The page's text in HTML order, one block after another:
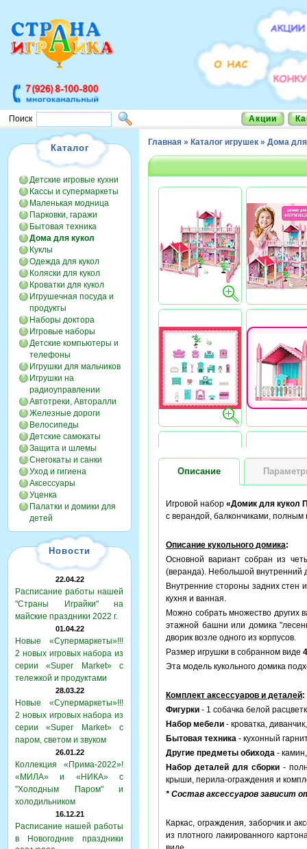
Поиск Акции
Каталог
Детские игровые кухни
Кассы и супермаркеты
Маленькая модница
Парковки, гаражи
Бытовая техника
Дома для кукол
Куклы
Одежда для кукол
Коляски для кукол
Кроватки для кукол
Игрушечная посуда и
продукты
Наборы доктора
Игровые наборы
Детские компьютеры и
телефоны
Игрушки для мальчиков
Игрушки на
радиоуправлении
Автотреки, Авторалли
Железные дороги
Велосипеды
Детские самокаты
Защита и шлемы
Снегокаты и санки
Уход и гигиена
Аксессуары
Уценка
Палатки и домики для
детей
Новости
22.04.22
Расписание работы нашей
"Страны Играйки" на
майские праздники 2022 г.
01.04.22
Новые «Супермаркеты»!!!
2 новых игровых набора из
серии «Super Market» с
тележкой и продуктами
28.03.22
Новые «Супермаркеты»!!!
2 новых игровых набора из
серии «Super Market» с
паром, светом и звуком
26.01.22
Коллекция «Прима-2022»!
«МИЛА» и «НИКА» с
"Холодным Паром" и
холодильником
16.12.21
Расписание нашей работы
в Новогодние праздники
Главная » Каталог игрушек » Дома для
Описание
Игровой набор «Домик для
с верандой, балкончиками, полным
Описание кукольного домика:
Основной вариант собран из
(веранда). Небольшой внутренний
Внутренние стороны задних стен
кухня и ванная.
Можно собрать множество других
этажной башни или домика
дворик возле одного из корпусов.
Размер игрушки в собранном виде
Эта модель кукольного домика
Комплект аксессуаров и деталей:
Фигурки - 1 собачка белой
Набор мебели - кроватка,
Бытовая техника - кухонный
Другие предметы обихода -
Набор деталей для сборки-
крыши, перила-ограждения и
* Состав аксессуаров зависит
Каркас, ограждения, заборчик и
из плотного лакированного